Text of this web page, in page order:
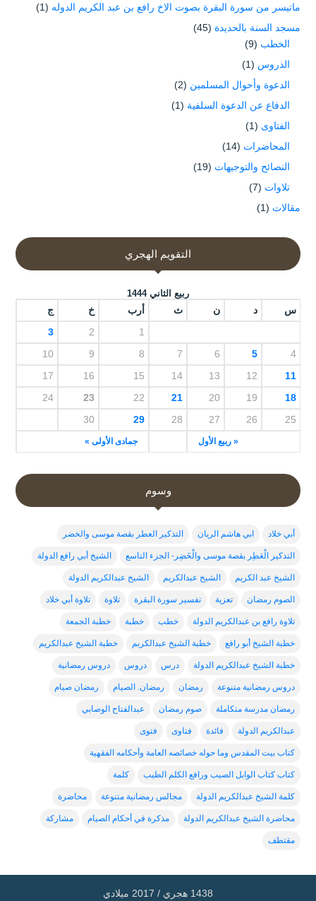
ماتيسر من سورة البقرة بصوت الاخ رافع بن عبد الكريم الدوله (1)
مسجد السنة بالحديدة (45)
الخطب (9)
الدروس (1)
الدعوة وأحوال المسلمين (2)
الدفاع عن الدعوة السلفية (1)
الفتاوى (1)
المحاضرات (14)
النصائح والتوجيهات (19)
تلاوات (7)
مقالات (1)
التقويم الهجري
ربيع الثاني 1444
س د ن ث أرب خ ج
« ربيع الأول جمادى الأولى »
1
2
3
4
5
6
7
8
9
10
11
12
13
14
15
16
17
18
19
20
21
22
23
24
25
26
27
28
29
30
وسوم
أبي خلاد ابي هاشم الريان التذكير العطر بقصة موسى والخضر
التذكير الْعَطِر بقصة موسى والْخَضِر- الجزء التاسع الشيخ أبي رافع الدولة
الشيخ عبد الكريم الشيخ عبدالكريم الشيخ عبدالكريم الدولة
الصوم رمضان تعزية تفسير سورة البقرة تلاوة تلاوة أبي خلاد
تلاوة رافع بن عبدالكريم الدولة خطب خطبة خطبة الجمعة
خطبة الشيخ أبو رافع خطبة الشيخ عبدالكربم خطبة الشيخ عبدالكريم
خطبة الشيخ عبدالكريم الدولة درس دروس دروس رمضانية
دروس رمضانية متنوعة رمضان رمضان. الصيام رمضان صيام
رمضان مدرسة متكاملة صوم رمضان عبدالفتاح الوصابي
عبدالكريم الدولة فائدة فتاوى فتوى
كتاب بيت المقدس وما حوله خصائصه العامة وأحكامه الفقهية
كتاب كتاب الوابل الصيب ورافع الكلم الطيب كلمة
كلمة الشيخ عبدالكريم الدولة مجالس رمضانية متنوعة محاضرة
محاضرة الشيخ عبدالكريم الدولة مذكرة في أحكام الصيام مشاركة
مقتطف
1438 هجري / 2017 ميلادي